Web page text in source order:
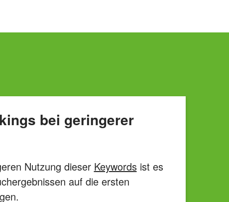
bei geringerer
Nutzung dieser Keywordsist es
auf die ersten